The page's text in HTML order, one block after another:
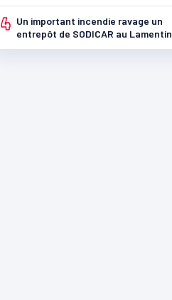
4 Un important incendie ravage un
entrepôt de SODICAR au Lamentin